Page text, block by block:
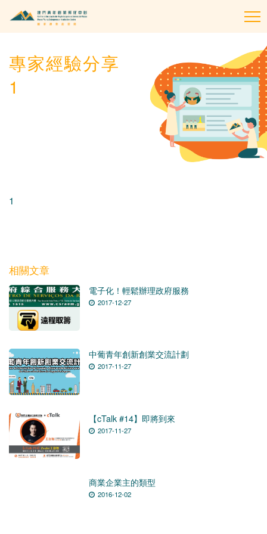
專家經驗分享
1
1
相關文章
電子化！輕鬆辦理政府服務
2017-12-27
中葡青年創新創業交流計劃
2017-11-27
【cTalk #14】即將到來
2017-11-27
商業企業主的類型
2016-12-02